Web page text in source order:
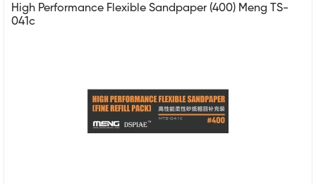
High Performance Flexible Sandpaper (400) Meng TS-
041c